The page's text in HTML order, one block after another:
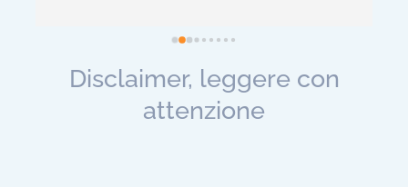
Consiglio vivamente! 👍
Disclaimer, leggere con
attenzione